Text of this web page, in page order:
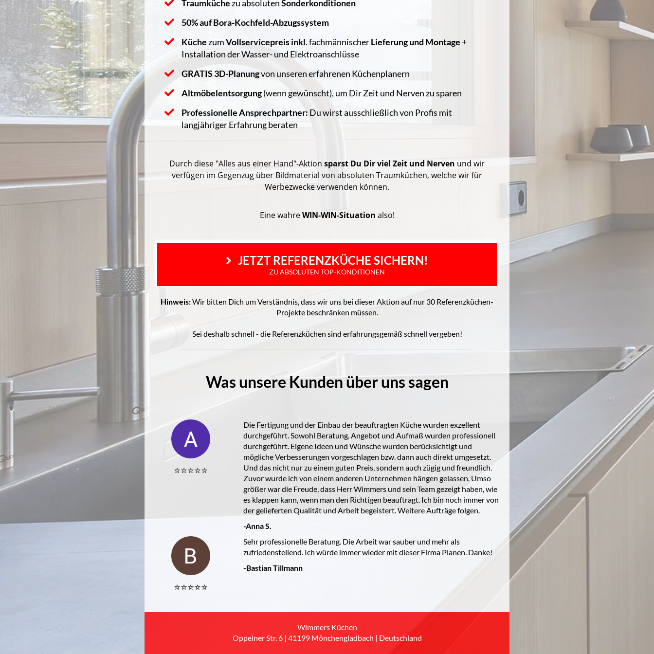
Traumküchezu absolutenSonderkonditionen
50% auf Bora-Kochfeld-Abzugssystem
KüchezumVollservicepreisinkl. fachmännischerLieferung und Montage +
Installation der Wasser- und Elektroanschlüsse
GRATIS3D-Planungvon unseren erfahrenen Küchenplanern
Altmöbelentsorgung(wenn gewünscht), um Dir Zeit und Nerven zu sparen
Professionelle Ansprechpartner: Du wirst ausschließlich von Profis mit
langjähriger Erfahrung beraten
Durch diese "Alles aus einer Hand"-Aktion sparst Du Dir viel Zeit und Nerven und wir
verfügen im Gegenzug über Bildmaterial von absoluten Traumküchen, welche wir für
Werbezwecke verwenden können.
Eine wahreWIN-WIN-Situation also!
JETZT REFERENZKÜCHE SICHERN!
ZU ABSOLUTEN TOP-KONDITIONEN
Hinweis:Wir bitten Dich um Verständnis, dass wir uns bei dieser Aktion auf nur 30 Referenzküchen-
Projekte beschränken müssen.
Sei deshalb schnell - die Referenzküchen sind erfahrungsgemäß schnell vergeben!
Was unsere Kunden über uns sagen
⭐️⭐️⭐️⭐️⭐️
Die Fertigung und der Einbau der beauftragten Küche wurden exzellent
durchgeführt. Sowohl Beratung, Angebot und Aufmaß wurden professionell
durchgeführt. Eigene Ideen und Wünsche wurden berücksichtigt und
mögliche Verbesserungen vorgeschlagen bzw. dann auch direkt umgesetzt.
Und das nicht nur zu einem guten Preis, sondern auch zügig und freundlich.
Zuvor wurde ich von einem anderen Unternehmen hängen gelassen. Umso
größer war die Freude, dass Herr Wimmers und sein Team gezeigt haben, wie
es klappen kann, wenn man den Richtigen beauftragt. Ich bin noch immer von
der gelieferten Qualität und Arbeit begeistert. Weitere Aufträge folgen.
-Anna S.
⭐️⭐️⭐️⭐️⭐️
Sehr professionelle Beratung. Die Arbeit war sauber und mehr als
zufriedenstellend. Ich würde immer wieder mit dieser Firma Planen. Danke!
-Bastian Tillmann
Wimmers Küchen
Oppelner Str. 6 | 41199 Mönchengladbach | Deutschland